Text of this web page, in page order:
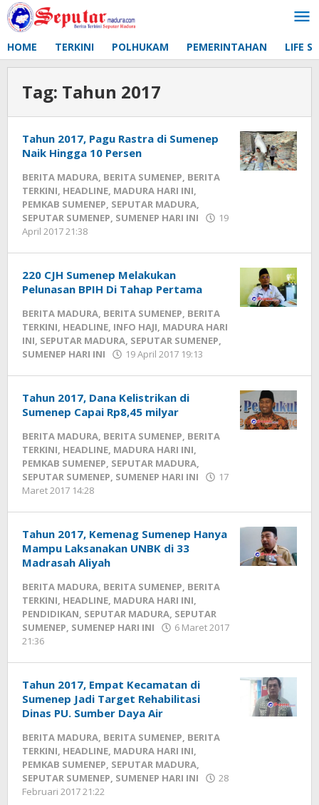
Lewati
ke
HOME TERKINI POLHUKAM PEMERINTAHAN LIFE
Tag: Tahun 2017
Tahun 2017, Pagu Rastra di Sumenep
Naik Hingga 10 Persen
BERITA MADURA, BERITA SUMENEP, BERITA
TERKINI, HEADLINE, MADURA HARI INI,
PEMKAB SUMENEP, SEPUTAR MADURA,
SEPUTAR SUMENEP, SUMENEP HARI INI
19
April 2017 21:38
220 CJH Sumenep Melakukan
Pelunasan BPIH Di Tahap Pertama
BERITA MADURA, BERITA SUMENEP, BERITA
TERKINI, HEADLINE, INFO HAJI, MADURA HARI
INI, SEPUTAR MADURA, SEPUTAR SUMENEP,
SUMENEP HARI INI
19 April 2017 19:13
Tahun 2017, Dana Kelistrikan di
Sumenep Capai Rp8,45 milyar
BERITA MADURA, BERITA SUMENEP, BERITA
TERKINI, HEADLINE, MADURA HARI INI,
PEMKAB SUMENEP, SEPUTAR MADURA,
SEPUTAR SUMENEP, SUMENEP HARI INI
17
Maret 2017 14:28
Tahun 2017, Kemenag Sumenep Hanya
Mampu Laksanakan UNBK di 33
Madrasah Aliyah
BERITA MADURA, BERITA SUMENEP, BERITA
TERKINI, HEADLINE, MADURA HARI INI,
PENDIDIKAN, SEPUTAR MADURA, SEPUTAR
SUMENEP, SUMENEP HARI INI
6 Maret 2017
21:36
Tahun 2017, Empat Kecamatan di
Sumenep Jadi Target Rehabilitasi
Dinas PU. Sumber Daya Air
BERITA MADURA, BERITA SUMENEP, BERITA
TERKINI, HEADLINE, MADURA HARI INI,
PEMKAB SUMENEP, SEPUTAR MADURA,
SEPUTAR SUMENEP, SUMENEP HARI INI
28
Februari 2017 21:22